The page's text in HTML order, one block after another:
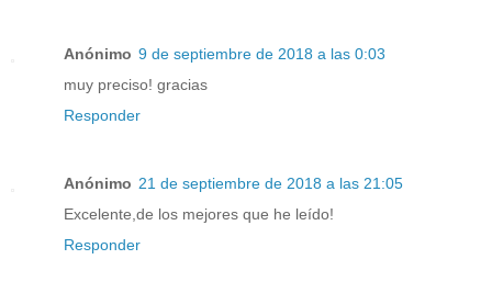
Anónimo 9 de septiembre de 2018 a las 0:03
muy preciso! gracias
Responder
Anónimo 21 de septiembre de 2018 a las 21:05
Excelente,de los mejores que he leído!
Responder